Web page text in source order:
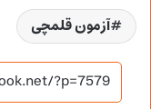
آزمون قلمچی